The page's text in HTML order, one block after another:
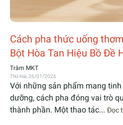
Cách pha thức uống
Bột Hòa Tan Hiệu Bồ Đề
Trâm MKT
Thứ Hai, 26/01/2026
Với những sản phẩm mang
dưỡng, cách pha đóng vai trò
thành phần. Một thao tác... Đọc